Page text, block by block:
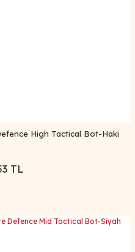
High Tactical Bot-Haki
TL